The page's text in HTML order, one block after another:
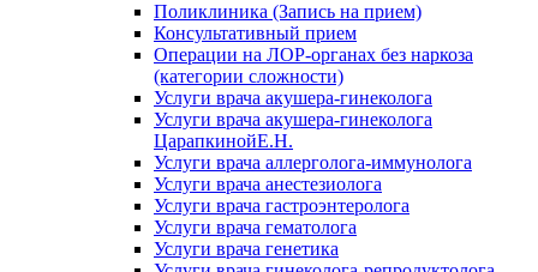
Поликлиника (Запись на прием)
Консультативный прием
Операции на ЛОР-органах без наркоза
(категории сложности)
Услуги врача акушера-гинеколога
Услуги врача акушера-гинеколога
ЦарапкинойЕ.Н.
Услуги врача аллерголога-иммунолога
Услуги врача анестезиолога
Услуги врача гастроэнтеролога
Услуги врача гематолога
Услуги врача генетика